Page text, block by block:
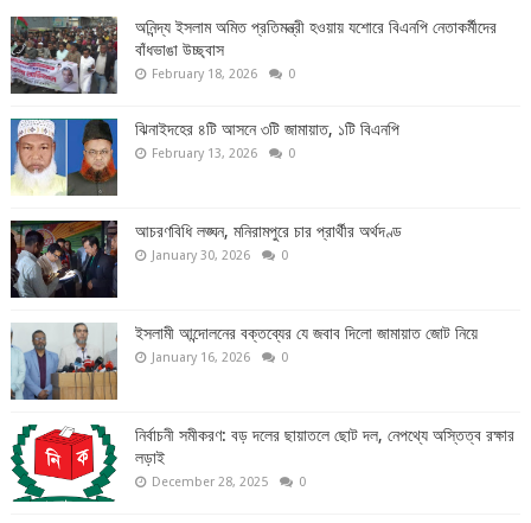
অনিন্দ্য ইসলাম অমিত প্রতিমন্ত্রী হওয়ায় যশোরে বিএনপি নেতাকর্মীদের
বাঁধভাঙা উচ্ছ্বাস
February 18, 2026 0
ঝিনাইদহের ৪টি আসনে ৩টি জামায়াত, ১টি বিএনপি
February 13, 2026 0
আচরণবিধি লঙ্ঘন, মনিরামপুরে চার প্রার্থীর অর্থদণ্ড
January 30, 2026 0
ইসলামী আন্দোলনের বক্তব্যের যে জবাব দিলো জামায়াত জোট নিয়ে
January 16, 2026 0
নির্বাচনী সমীকরণ: বড় দলের ছায়াতলে ছোট দল, নেপথ্যে অস্তিত্ব রক্ষার
লড়াই
December 28, 2025 0